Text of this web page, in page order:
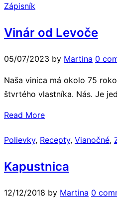
Zápisník
Vinár od Levoče
05/07/2023 by Martina 0
Naša vinica má okolo 75
štvrtého vlastníka. Nás. Je
Read More
Polievky, Recepty, Vianočné,
Kapustnica
12/12/2018 by Martina 0